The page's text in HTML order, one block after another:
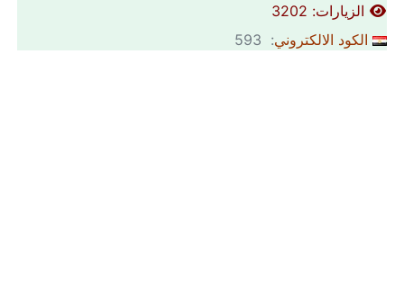
الزيارات: 3202
الكود الالكتروني: 593